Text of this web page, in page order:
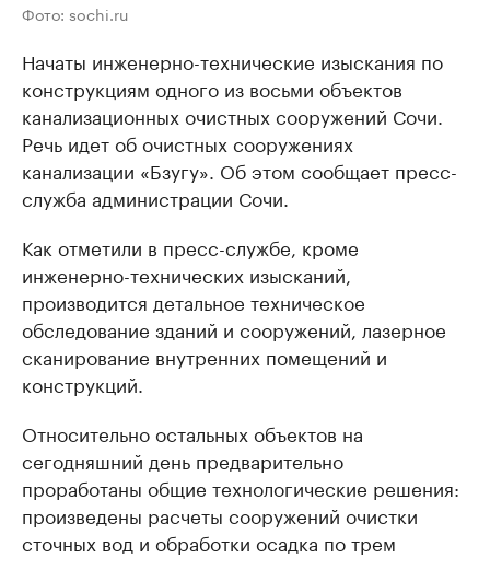
Фото: sochi.ru
Начаты инженерно-технические изыскания по
конструкциям одного из восьми объектов
канализационных очистных сооружений Сочи.
Речь идет об очистных сооружениях
канализации «Бзугу». Об этом сообщает пресс-
служба администрации Сочи.
Как отметили в пресс-службе, кроме
инженерно-технических изысканий,
производится детальное техническое
обследование зданий и сооружений, лазерное
сканирование внутренних помещений и
конструкций.
Относительно остальных объектов на
сегодняшний день предварительно
проработаны общие технологические решения:
произведены расчеты сооружений очистки
сточных вод и обработки осадка по трем